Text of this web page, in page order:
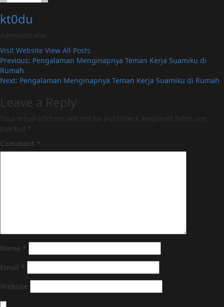
kt0du
Administrator
Visit Website View All Posts
Post
navigation
Previous: Pengalaman Menginapnya Teman Kerja Suamiku di
Rumah
Next: Pengalaman Menginapnya Teman Kerja Suamiku di Rumah
Leave a Reply
Your email address will not be published.
Required fields are
marked
Comment *
Name *
Email *
Website